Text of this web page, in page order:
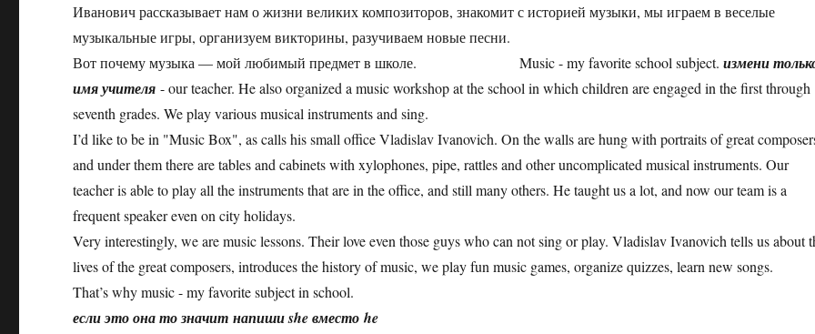
Иванович рассказывает нам о жизни великих композиторов, знакомит с историей музыки, мы играем в веселые
музыкальные игры, организуем викторины, разучиваем новые песни.
Вот почему музыка — мой любимый предмет в школе. Music - my favorite school subject.измени
имя учителя - our teacher. He also organized a music workshop at the school in which children are engaged in the first through
seventh grades. We play various musical instruments and sing.
I’d like to be in "Music Box", as calls his small office Vladislav Ivanovich. On the walls are hung with portraits of great
and under them there are tables and cabinets with xylophones, pipe, rattles and other uncomplicated musical instruments. Our
teacher is able to play all the instruments that are in the office, and still many others. He taught us a lot, and now our team is a
frequent speaker even on city holidays.
Very interestingly, we are music lessons. Their love even those guys who can not sing or play. Vladislav Ivanovich tells us about
lives of the great composers, introduces the history of music, we play fun music games, organize quizzes, learn new songs.
That’s why music - my favorite subject in school.
если это она то значит напиши she вместо he